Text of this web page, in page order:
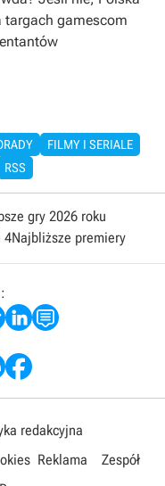
targach gamescom
FILMY I SERIALE
RSS
gry 2026 roku
4Najbliższe premiery
redakcyjna
Reklama
Zespół